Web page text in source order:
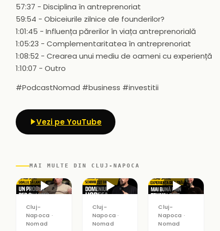
57:37 - Disciplina în antreprenoriat
59:54 - Obiceiurile zilnice ale founderilor?
1:01:45 - Influența părerilor în viața antreprenorială
1:05:23 - Complementaritatea în antreprenoriat
1:08:52 - Crearea unui mediu de oameni cu experiență
1:10:07 - Outro
#PodcastNomad #business #investitii
Vezi pe YouTube
MAI MULTE DIN CLUJ-NAPOCA
▶
Cluj-
Napoca ·
Nomad
▶
Cluj-
Napoca ·
Nomad
▶
Cluj-
Napoca ·
Nomad